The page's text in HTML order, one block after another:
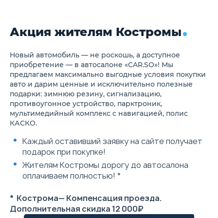
натяжения
непристегнутых ремней
первого ряда
Центральный замок
Иммобилайзер
ABS+EBD
Ассистент экстренного
торможения HBA
Система курсовой
устойчивости TCS
Система стабилизации ESC
трогании на подъеме HAC
Предупреждение об
экстренном торможении
Система приоритета педали
тормоза
Противоударные балки в
дверях
Энергопоглощающая
Акция жителям Костромы
Новый автомобиль — не роскошь, а доступное
приобретение — в автосалоне «CAR.SO»! Мы
предлагаем максимально выгодные условия покупки
авто и дарим ценные и исключительно полезные
подарки: зимнюю резину, сигнализацию,
противоугонное устройство, парктроник,
мультимедийный комплекс с навигацией, полис
КАСКО.
Каждый оставивший заявку на сайте получает
подарок при покупке!
Жителям Костромы дорогу до автосалона
оплачиваем полностью! *
* Кострома— Компенсация проезда.
Дополнительная скидка 12 000₽